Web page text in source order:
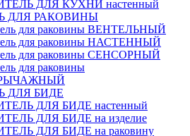
ДЛЯ КУХНИ настенный
ДЛЯ РАКОВИНЫ
для раковины ВЕНТЕЛЬНЫЙ
для раковины НАСТЕННЫЙ
для раковины СЕНСОРНЫЙ
для раковины
ДЛЯ БИДЕ
ДЛЯ БИДЕ настенный
ДЛЯ БИДЕ на изделие
ДЛЯ БИДЕ на раковину